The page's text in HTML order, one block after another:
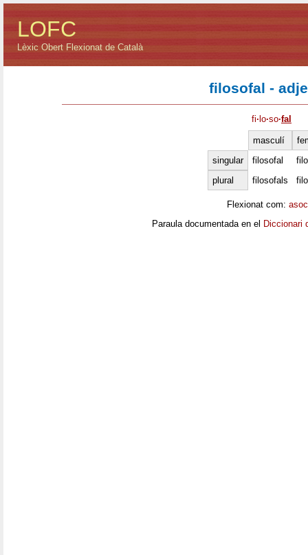
LOFC
Lèxic Obert Flexionat de Català
filosofal -
fi· lo·so·fal
masculí
singular
filosofal
plural
filosofals
Flexionat com:
Paraula documentada en el Diccionari